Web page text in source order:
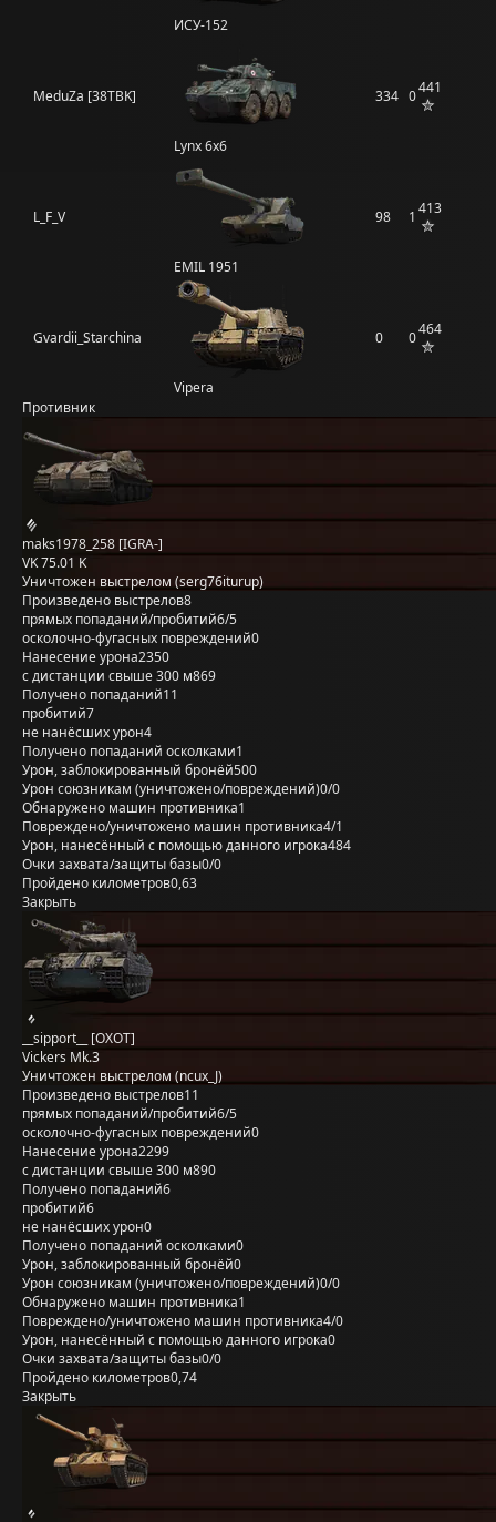
ИСУ-152
MeduZa [38TBK]
Lynx 6x6
334 0441
L_F_V
EMIL 1951
98 1 413
Gvardii_Starchina
Vipera
0 0464
Противник
maks1978_258 [IGRA-]
VK 75.01 K
Уничтожен выстрелом (serg76iturup)
Произведено выстрелов8
прямых попаданий/пробитий6/5
осколочно-фугасных повреждений0
Нанесение урона2350
с дистанции свыше 300 м869
Получено попаданий11
пробитий7
не нанёсших урон4
Получено попаданий осколками1
Урон, заблокированный бронёй500
Урон союзникам (уничтожено/повреждений)0/0
Обнаружено машин противника1
Повреждено/уничтожено машин противника4/1
Урон, нанесённый с помощью данного игрока484
Очки захвата/защиты базы0/0
Пройдено километров0,63
Закрыть
__sipport__ [OXOT]
Vickers Mk.3
Уничтожен выстрелом (ncux_J)
Произведено выстрелов11
прямых попаданий/пробитий6/5
осколочно-фугасных повреждений0
Нанесение урона2299
с дистанции свыше 300 м890
Получено попаданий6
пробитий6
не нанёсших урон0
Получено попаданий осколками0
Урон, заблокированный бронёй0
Урон союзникам (уничтожено/повреждений)0/0
Обнаружено машин противника1
Повреждено/уничтожено машин противника4/0
Урон, нанесённый с помощью данного игрока0
Очки захвата/защиты базы0/0
Пройдено километров0,74
Закрыть